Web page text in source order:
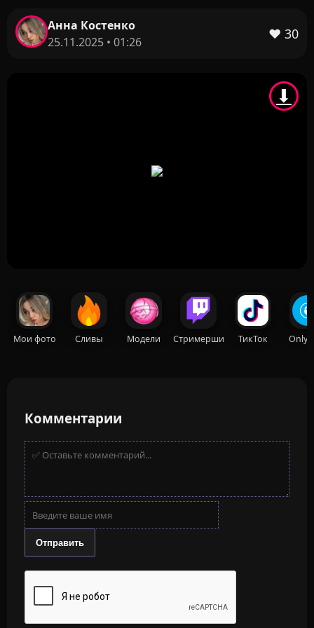
Анна Костенко
25.11.2025 • 01:26
❤️ 30
⬇
Мои фото Сливы Модели Стримерши ТикТок
Комментарии